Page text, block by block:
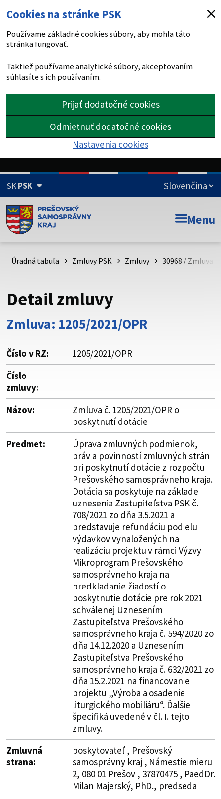
Cookies na stránke PSK
Používame základné cookies súbory, aby mohla táto
stránka fungovať.
Taktiež používame analytické súbory, akceptovaním
súhlasíte s ich používaním.
Prijať dodatočné cookies
Odmietnuť dodatočné cookies
Nastavenia cookies
SKPSK
Doména psk.sk je oficiálna
Toto je oficiálna webová stránka Prešovského
psk.sk.
Buďte pozorní a vždy sa uistite, že zdieľate informácie iba
cez zabezpečenú webovú stránku. Zabezpečená stránka
vždy začína https:// pred názvom domény webového sídla.
Menu
Úradná tabuľa Zmluvy PSK Zmluvy 30968 / Zmluva
Detail zmluvy
Zmluva: 1205/2021/OPR
Číslo v RZ:
1205/2021/OPR
Číslo
zmluvy:
Názov:
Zmluva č. 1205/2021/OPR o
poskytnutí dotácie
Predmet:
Úprava zmluvných podmienok,
práv a povinností zmluvných strán
pri poskytnutí dotácie z rozpočtu
Prešovského samosprávneho kraja.
Dotácia sa poskytuje na základe
uznesenia Zastupiteľstva PSK č.
708/2021 zo dňa 3.5.2021 a
predstavuje refundáciu podielu
výdavkov vynaložených na
realizáciu projektu v rámci Výzvy
Mikroprogram Prešovského
samosprávneho kraja na
predkladanie žiadostí o
poskytnutie dotácie pre rok 2021
schválenej Uznesením
Zastupiteľstva Prešovského
samosprávneho kraja č. 594/2020 zo
dňa 14.12.2020 a Uznesením
Zastupiteľstva Prešovského
samosprávneho kraja č. 632/2021 zo
dňa 15.2.2021 na financovanie
projektu „Výroba a osadenie
liturgického mobiliáru“. Ďalšie
špecifiká uvedené v čl. I. tejto
zmluvy.
Zmluvná
strana:
poskytovateľ , Prešovský
samosprávny kraj , Námestie mieru
2, 080 01 Prešov , 37870475 , PaedDr.
Milan Majerský, PhD., predseda